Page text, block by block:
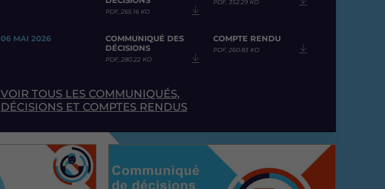
PDF, 265.16 KO
PDF, 352.29 KO
06 MAI 2026
COMMUNIQUÉ DES
DÉCISIONS
PDF, 280.22 KO
COMPTE RENDU
PDF, 260.83 KO
VOIR TOUS LES COMMUNIQUÉS,
DÉCISIONS ET COMPTES RENDUS